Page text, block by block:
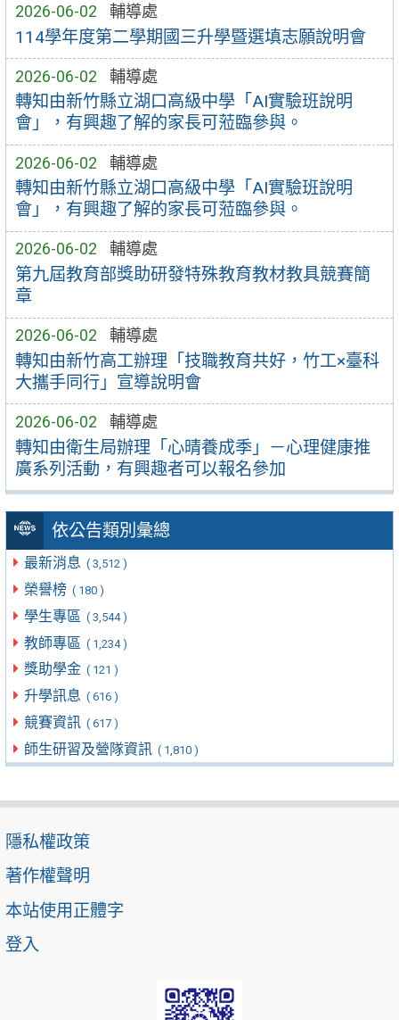
2026-06-02 輔導處
114學年度第二學期國三升學暨選填志願說明會
2026-06-02 輔導處
轉知由新竹縣立湖口高級中學「AI實驗班說明
會」，有興趣了解的家長可蒞臨參與。
2026-06-02 輔導處
轉知由新竹縣立湖口高級中學「AI實驗班說明
會」，有興趣了解的家長可蒞臨參與。
2026-06-02 輔導處
第九屆教育部獎助研發特殊教育教材教具競賽簡
章
2026-06-02 輔導處
轉知由新竹高工辦理「技職教育共好，竹工×臺科
大攜手同行」宣導說明會
2026-06-02 輔導處
轉知由衛生局辦理「心晴養成季」－心理健康推
廣系列活動，有興趣者可以報名參加
依公告類別彙總
最新消息 ( 3,512 )
榮譽榜 ( 180 )
學生專區 ( 3,544 )
教師專區 ( 1,234 )
獎助學金 ( 121 )
升學訊息 ( 616 )
競賽資訊 ( 617 )
師生研習及營隊資訊 ( 1,810 )
隱私權政策
著作權聲明
本站使用正體字
登入